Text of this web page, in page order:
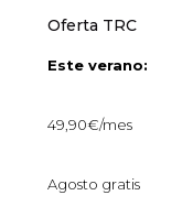
Oferta TRC
Este verano:
49,90€/mes
Agosto gratis